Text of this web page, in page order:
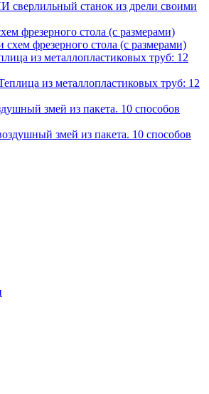
фрезерного стола (с размерами)
из металлопластиковых труб: 12
змей из пакета. 10 способов